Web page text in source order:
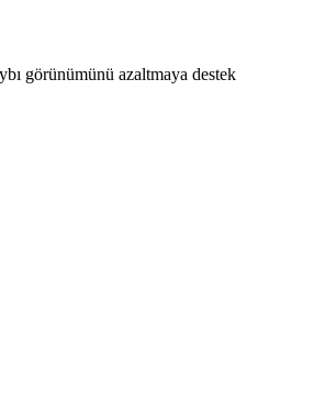
görünümünü azaltmaya destek